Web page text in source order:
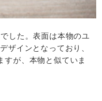
した。表面は本物のユ
ザインとなっており、
すが、本物と似ていま